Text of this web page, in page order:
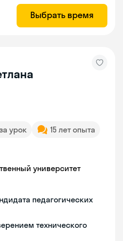
Выбрать время
урок
15 лет опыта
университет
педагогических
технического